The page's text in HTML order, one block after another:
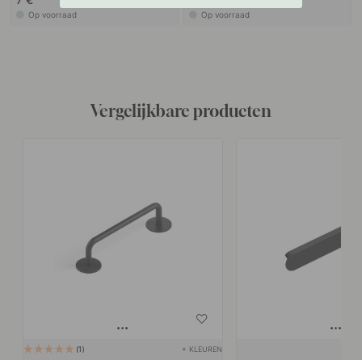
Op voorraad Op voorraad
Vergelijkbare producten
1 + KLEUREN